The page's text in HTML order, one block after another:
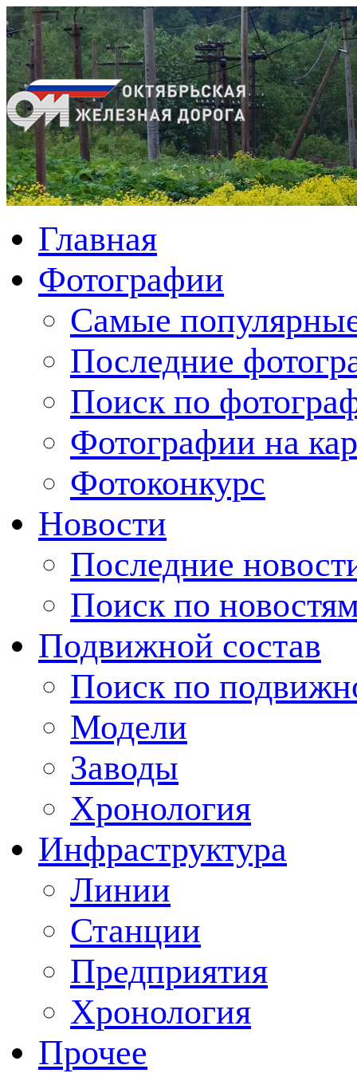
Главная
Фотографии
Cамые
Последние
Поиск по
Фотографии на
Фотоконкурс
Новости
Последние
Поиск по
Подвижной состав
Поиск по
Модели
Заводы
Хронология
Инфраструктура
Линии
Станции
Предприятия
Хронология
Прочее